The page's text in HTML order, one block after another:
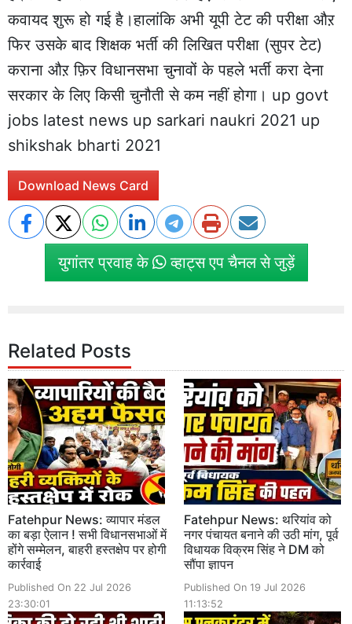
कवायद शुरू हो गई है।हालांकि अभी यूपी टेट की परीक्षा औऱ
फिर उसके बाद शिक्षक भर्ती की लिखित परीक्षा (सुपर टेट)
कराना औऱ फ़िर विधानसभा चुनावों के पहले भर्ती करा देना
सरकार के लिए किसी चुनौती से कम नहीं होगा। up govt
jobs latest news up sarkari naukri 2021 up
shikshak bharti 2021
Download News Card
युगांतर प्रवाह के व्हाट्स एप चैनल से जुड़ें
Related Posts
Fatehpur News: व्यापार मंडल
का बड़ा ऐलान ! सभी विधानसभाओं में
होंगे सम्मेलन, बाहरी हस्तक्षेप पर होगी
कार्रवाई
Published On 22 Jul 2026
23:30:01
Fatehpur News: थरियांव को
नगर पंचायत बनाने की उठी मांग, पूर्व
विधायक विक्रम सिंह ने DM को
सौंपा ज्ञापन
Published On 19 Jul 2026
11:13:52